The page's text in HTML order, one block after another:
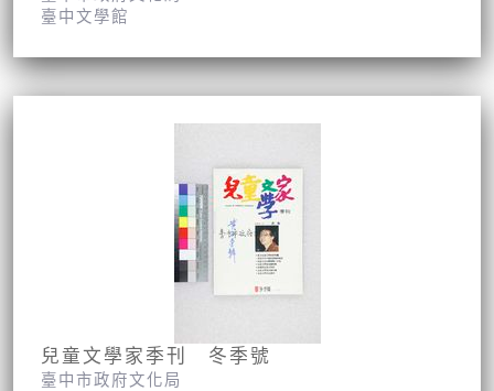
臺中文學館
兒童文學家季刊 冬季號
臺中市政府文化局